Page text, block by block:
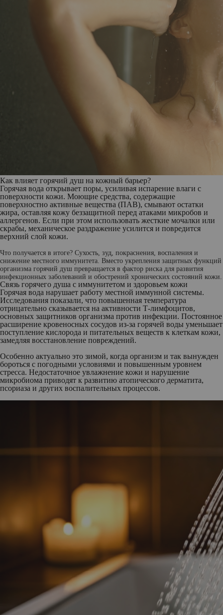
Как влияет горячий душ на кожный барьер?
Горячая вода открывает поры, усиливая испарение влаги с
поверхности кожи. Моющие средства, содержащие
поверхностно активные вещества (ПАВ), смывают остатки
жира, оставляя кожу беззащитной перед атаками микробов и
аллергенов. Если при этом использовать жесткие мочалки или
скрабы, механическое раздражение усилится и повредится
верхний слой кожи.
Что получается в итоге? Сухость, зуд, покраснения, воспаления и
снижение местного иммунитета. Вместо укрепления защитных функций
организма горячий душ превращается в фактор риска для развития
инфекционных заболеваний и обострений хронических состояний кожи.
Связь горячего душа с иммунитетом и здоровьем кожи
Горячая вода нарушает работу местной иммунной системы.
Исследования показали, что повышенная температура
отрицательно сказывается на активности Т-лимфоцитов,
основных защитников организма против инфекции. Постоянное
расширение кровеносных сосудов из-за горячей воды уменьшает
поступление кислорода и питательных веществ к клеткам кожи,
замедляя восстановление повреждений.
Особенно актуально это зимой, когда организм и так вынужден
бороться с погодными условиями и повышенным уровнем
стресса. Недостаточное увлажнение кожи и нарушение
микробиома приводят к развитию атопического дерматита,
псориаза и других воспалительных процессов.